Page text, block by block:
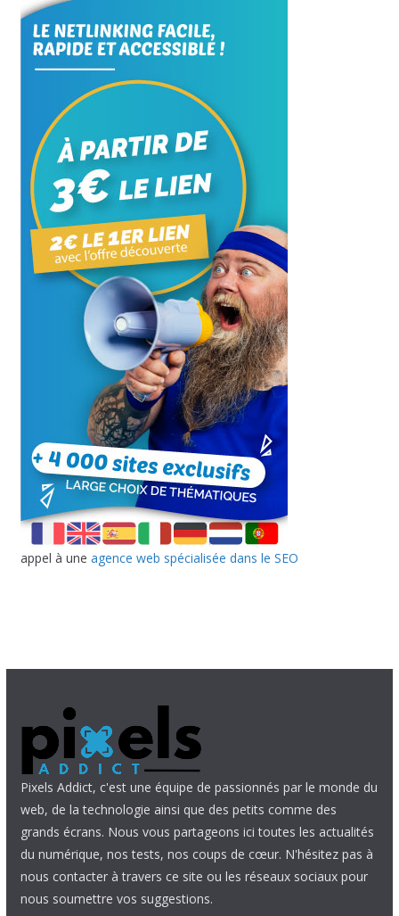
appel à une agence web spécialisée dans le SEO
Pixels Addict, c'est une équipe de passionnés par le monde du
web, de la technologie ainsi que des petits comme des
grands écrans. Nous vous partageons ici toutes les actualités
du numérique, nos tests, nos coups de cœur. N'hésitez pas à
nous contacter à travers ce site ou les réseaux sociaux pour
nous soumettre vos suggestions.